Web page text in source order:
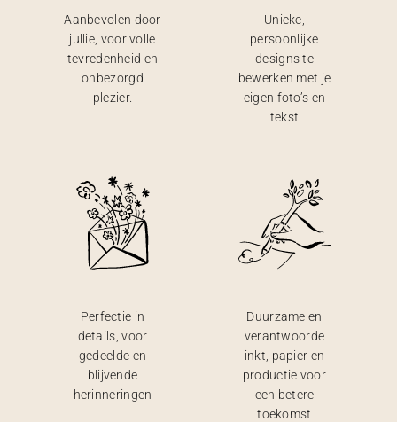
Aanbevolen door
jullie, voor volle
tevredenheid en
onbezorgd
plezier.
Unieke,
persoonlijke
designs te
bewerken met je
eigen foto’s en
tekst
Perfectie in
details, voor
gedeelde en
blijvende
herinneringen
Duurzame en
verantwoorde
inkt, papier en
productie voor
een betere
toekomst